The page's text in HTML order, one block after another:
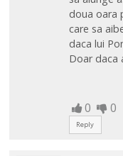
doua oara
care sa
daca lui
Doar daca
0 0
Reply